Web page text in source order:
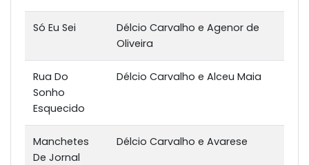
Só Eu Sei
Délcio Carvalho e Agenor de
Oliveira
Rua Do
Sonho
Esquecido
Délcio Carvalho e Alceu Maia
Manchetes
De Jornal
Délcio Carvalho e Avarese